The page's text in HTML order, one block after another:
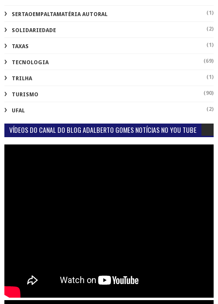
SERTAOEMPALTAMATÉRIA AUTORAL (1)
SOLIDARIEDADE (2)
TAXAS (1)
TECNOLOGIA (69)
TRILHA (1)
TURISMO (90)
UFAL (2)
VÍDEOS DO CANAL DO BLOG ADALBERTO GOMES NOTÍCIAS NO YOU TUBE